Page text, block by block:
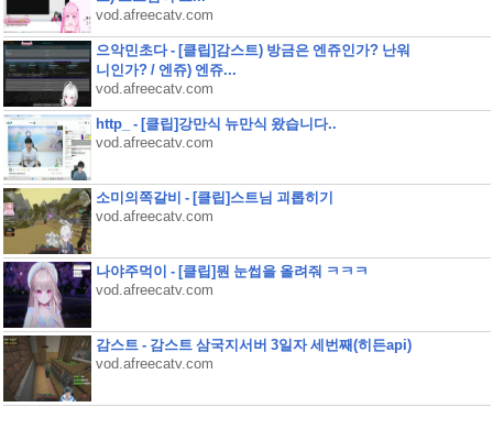
vod.afreecatv.com
으악민초다 - [클립]감스트) 방금은 엔쥬인가? 난워
니인가? / 엔쥬) 엔쥬...
vod.afreecatv.com
http_ - [클립]강만식 뉴만식 왔습니다..
vod.afreecatv.com
소미의쪽갈비 - [클립]스트님 괴롭히기
vod.afreecatv.com
나야주먹이 - [클립]뭔 눈썹을 올려줘 ㅋㅋㅋ
vod.afreecatv.com
감스트 - 감스트 삼국지서버 3일자 세번째(히든api)
vod.afreecatv.com